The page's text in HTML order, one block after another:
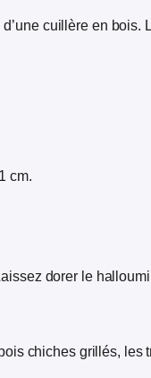
cuillère en
cm.
dorer le
chiches grillés, les